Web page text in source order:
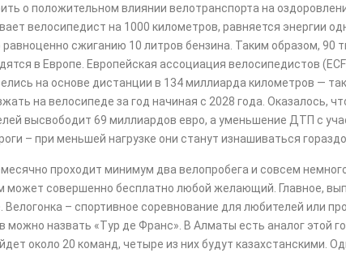
о положительном влиянии велотранспорта на
велосипедист на 1000 километров, равняется энергии
сжиганию 10 литров бензина. Таким образом, 90
в Европе. Европейская ассоциация велосипедистов
на основе дистанции в 134 миллиарда километров —
на велосипеде за год начиная с 2028 года. Оказалось,
высвободит 69 миллиардов евро, а уменьшение ДТП с
– при меньшей нагрузке они станут изнашиваться
проходит минимум два велопробега и совсем
может совершенно бесплатно любой желающий. Главное,
Велогонка – спортивное соревнование для любителей или
назвать «Тур де Франс». В Алматы есть аналог этой
около 20 команд, четыре из них будут казахстанскими.